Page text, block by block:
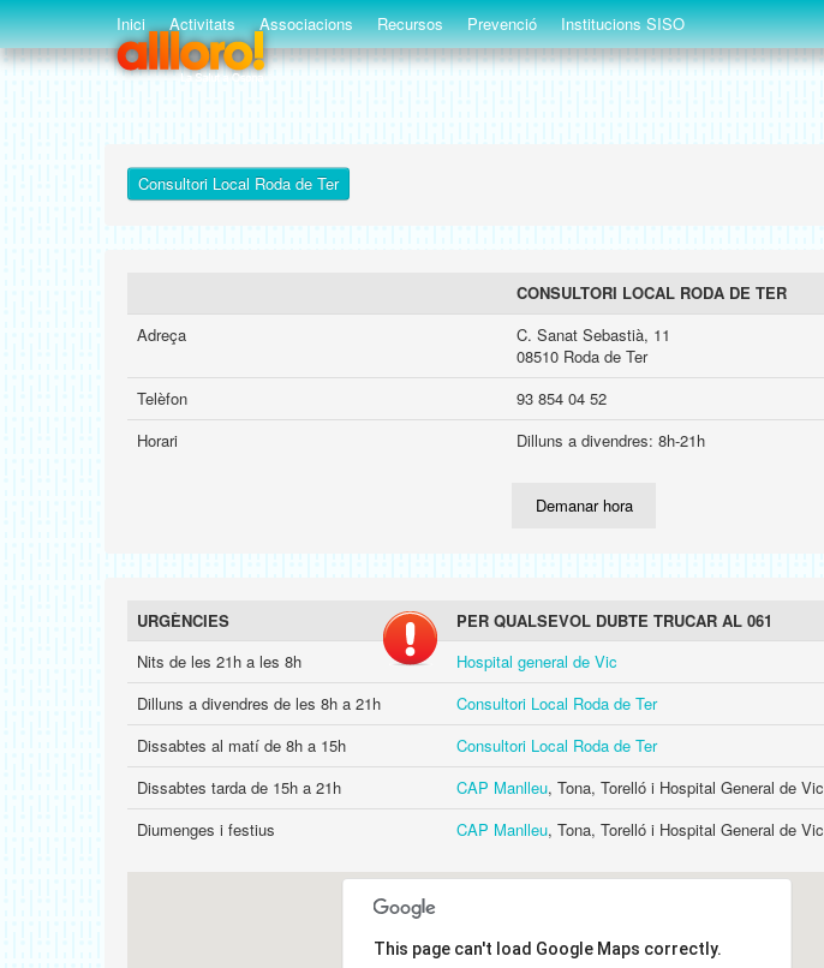
Inici Activitats Associacions Recursos Prevenció Institucions SISO
Consultori Local Roda de Ter
CONSULTORI LOCAL RODA DE TER
Adreça
C. Sanat Sebastià, 11
08510 Roda de Ter
Telèfon
93 854 04 52
Horari
Dilluns a divendres: 8h-21h
Demanar hora
URGÈNCIES
PER QUALSEVOL DUBTE TRUCAR AL 061
Nits de les 21h a les 8h
Hospital general de Vic
Dilluns a divendres de les 8h a 21h
Consultori Local Roda de Ter
Dissabtes al matí de 8h a 15h
Consultori Local Roda de Ter
Dissabtes tarda de 15h a 21h
CAP Manlleu, Tona, Torelló i Hospital General de Vic
Diumenges i festius
CAP Manlleu, Tona, Torelló i Hospital General de Vic
This page can't load Google Maps correctly.